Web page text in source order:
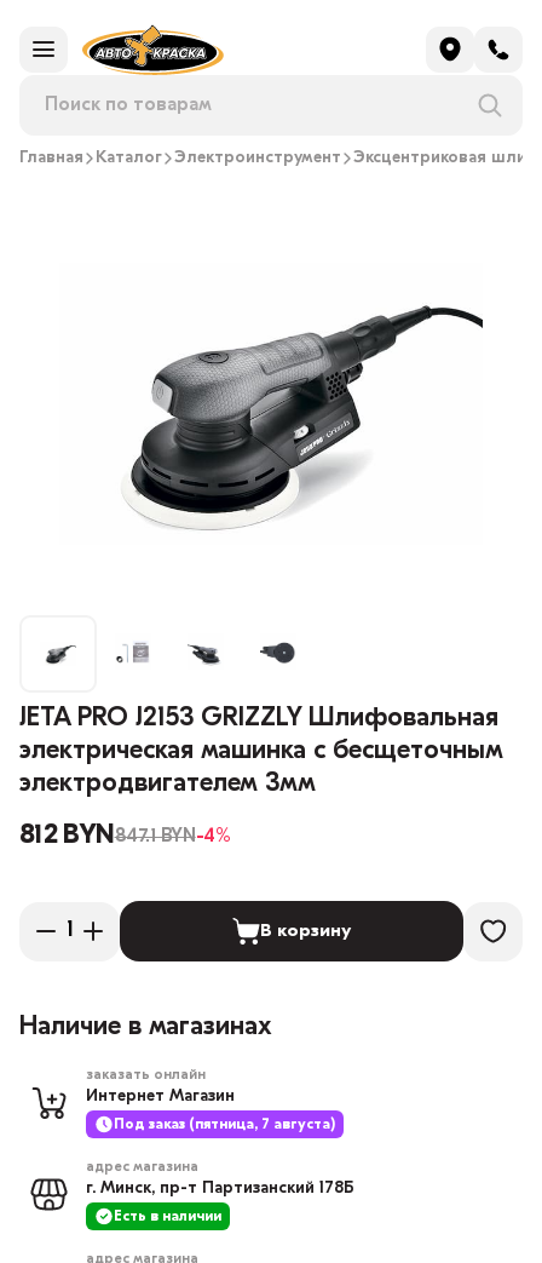
Главная Каталог Электроинструмент Эксцентриковая
JETA PRO J2153 GRIZZLY Шлифовальная
электрическая машинка с бесщеточным
электродвигателем 3мм
812 BYN847.1 BYN-4%
В корзину
Наличие в магазинах
заказать онлайн
Интернет Магазин
Под заказ (пятница, 7 августа)
адрес магазина
г. Минск, пр-т Партизанский 178Б
Есть в наличии
адрес магазина